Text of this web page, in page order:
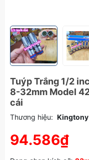
Tuýp Trắng 1/2
8-32mm Model
cái
Thương hiệu: Kingtony
94.586₫